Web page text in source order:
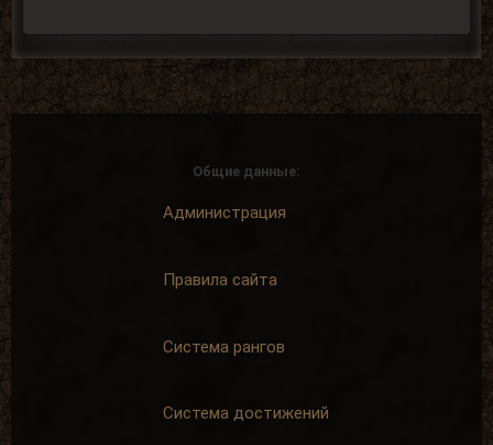
Общие данные:
Администрация
Правила сайта
Система рангов
Система достижений